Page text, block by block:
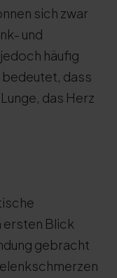
sich zwar
und
häufig
dass
das Herz
ersten Blick
gebracht